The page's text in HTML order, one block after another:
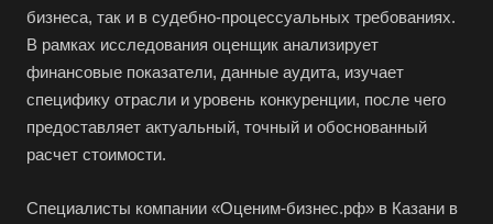
бизнеса, так и в судебно-процессуальных требованиях.
В рамках исследования оценщик анализирует
финансовые показатели, данные аудита, изучает
специфику отрасли и уровень конкуренции, после чего
предоставляет актуальный, точный и обоснованный
расчет стоимости.
Специалисты компании «Оценим-бизнес.рф» в Казани в